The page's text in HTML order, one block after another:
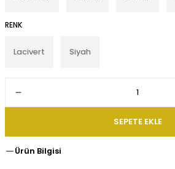
RENK
Lacivert Siyah
SEPETE EKLE
Ürün Bilgisi